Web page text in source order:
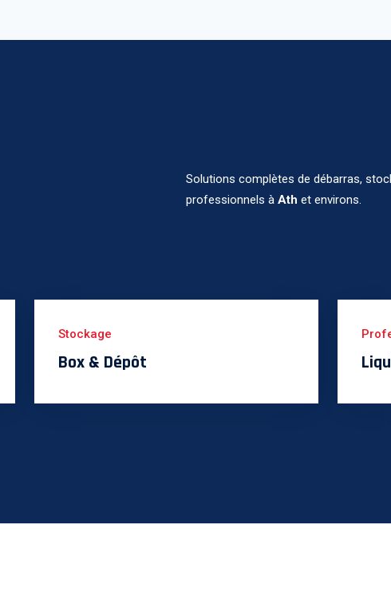
Solutions complètes de débarras,
professionnels à Ath et environs.
Stockage
Box & Dépôt